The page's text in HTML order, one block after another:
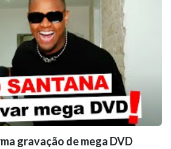
gravação de mega DVD